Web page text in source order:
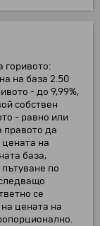
горивото:
на база 2.50
- до 9,99%,
собствен
- равно или
правото да
на
база,
по
се
цената на